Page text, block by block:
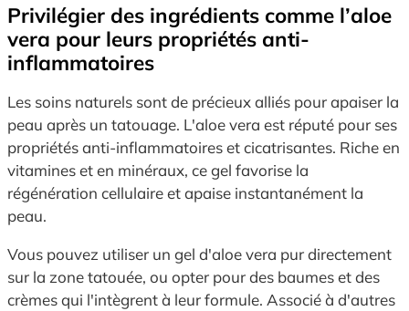
Privilégier des ingrédients comme l’aloe
vera pour leurs propriétés anti-
inflammatoires
Les soins naturels sont de précieux alliés pour apaiser la
peau après un tatouage. L'aloe vera est réputé pour ses
propriétés anti-inflammatoires et cicatrisantes. Riche en
vitamines et en minéraux, ce gel favorise la
régénération cellulaire et apaise instantanément la
peau.
Vous pouvez utiliser un gel d'aloe vera pur directement
sur la zone tatouée, ou opter pour des baumes et des
crèmes qui l'intègrent à leur formule. Associé à d'autres